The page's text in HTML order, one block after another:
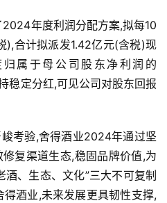
年度利润分配方案,拟每10
),合计拟派发1.42亿元(含税)现
属于母公司股东净利润的
稳定分红,可见公司对股东回报
考验,舍得酒业2024年通过坚
复渠道生态,稳固品牌价值,为
、生态、文化”三大不可复制
酒业,未来发展更具韧性支撑,